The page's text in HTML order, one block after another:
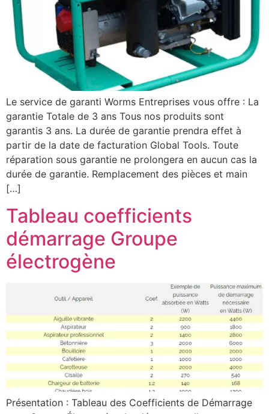
Le service de garanti Worms Entreprises vous offre : La
garantie Totale de 3 ans Tous nos produits sont
garantis 3 ans. La durée de garantie prendra effet à
partir de la date de facturation Global Tools. Toute
réparation sous garantie ne prolongera en aucun cas la
durée de garantie. Remplacement des pièces et main
[…]
Tableau coefficients
démarrage Groupe
électrogène
Présentation : Tableau des Coefficients de Démarrage